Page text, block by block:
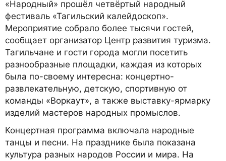
«Народный» прошёл четвёртый народный
фестиваль «Тагильский калейдоскоп».
Мероприятие собрало более тысячи гостей,
сообщает организатор Центр развития туризма.
Тагильчане и гости города могли посетить
разнообразные площадки, каждая из которых
была по-своему интересна: концертно-
развлекательную, детскую, спортивную от
команды «Воркаут», а также выставку-ярмарку
изделий мастеров народных промыслов.
Концертная программа включала народные
танцы и песни. На празднике была показана
культура разных народов России и мира. На